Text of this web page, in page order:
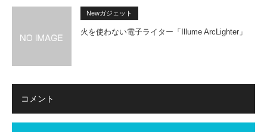
Newガジェット
火を使わない電子ライター「Illume ArcLighter」
コメント